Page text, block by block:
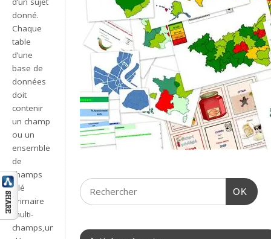
donné.
Chaque
table
d’une
base de
données
doit
contenir
un champ
ou un
ensemble
de
champs
(clé
primaire
multi-
champs,une
OK